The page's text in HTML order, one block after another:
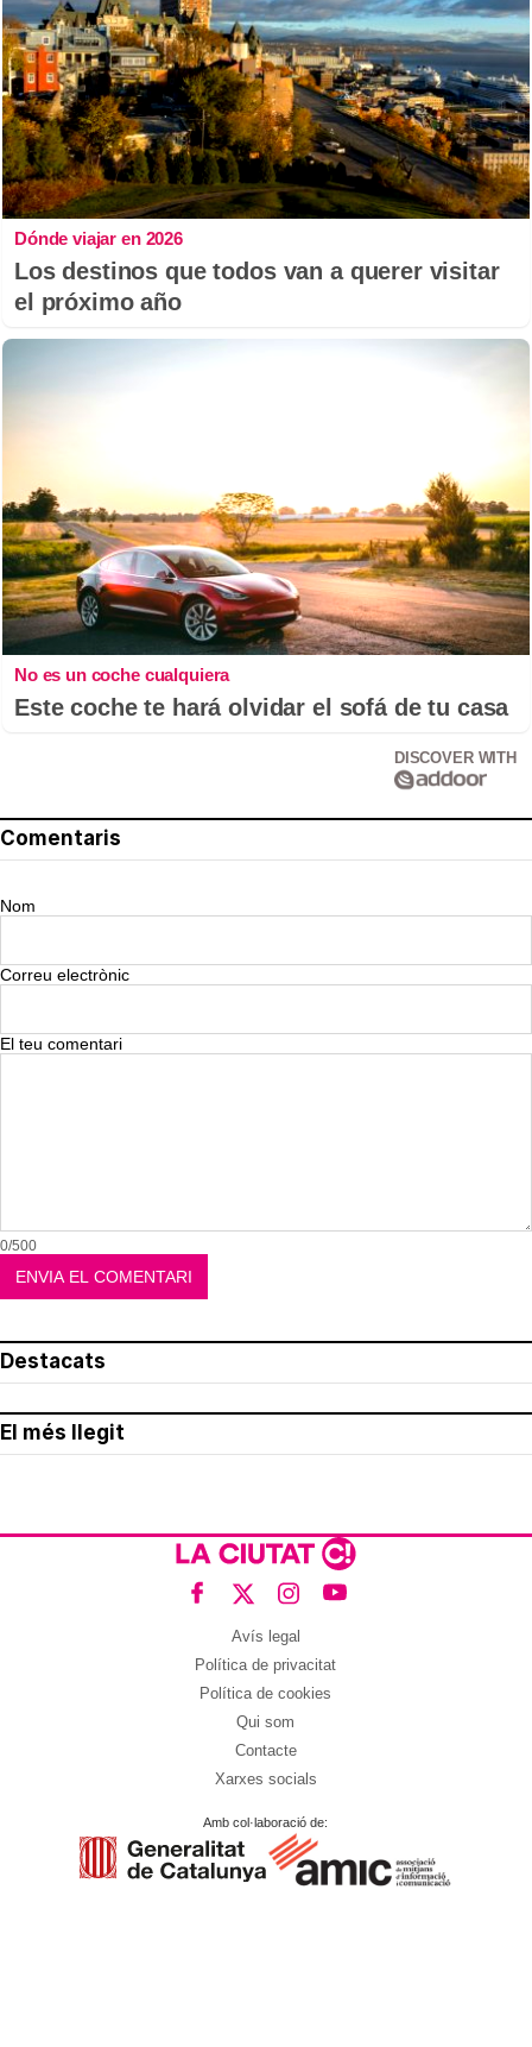
Dónde viajar en 2026
Los destinos que todos van a querer visitar
el próximo año
No es un coche cualquiera
Este coche te hará olvidar el sofá de tu casa
DISCOVER WITH
Comentaris
Nom
Correu electrònic
El teu comentari
0/500
Destacats
El més llegit
Avís legal
Política de privacitat
Política de cookies
Qui som
Contacte
Xarxes socials
Amb col·laboració de: